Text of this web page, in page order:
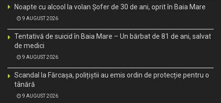
Noapte cu alcool la volan Șofer de 30 de ani, oprit în Baia Mare
9 AUGUST 2026
Tentativă de suicid în Baia Mare – Un bărbat de 81 de ani, salvat
de medici
9 AUGUST 2026
Scandal la Fărcașa, polițiștii au emis ordin de protecție pentru o
tânără
9 AUGUST 2026